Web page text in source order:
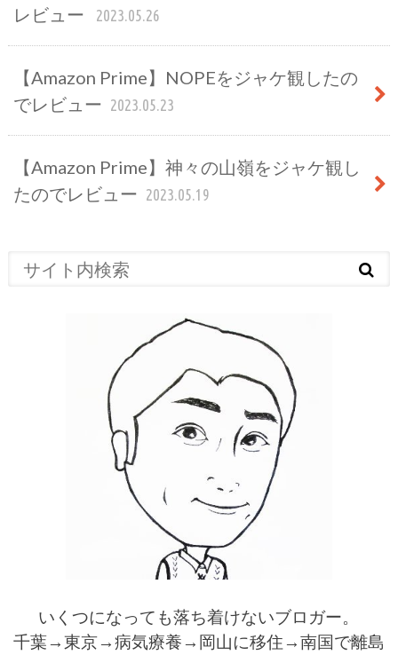
レビュー
2023.05.26
【Amazon Prime】NOPEをジャケ観したの
でレビュー 2023.05.23
【Amazon Prime】神々の山嶺をジャケ観し
たのでレビュー 2023.05.19
いくつになっても落ち着けないブロガー。
千葉→東京→病気療養→岡山に移住→南国で離島